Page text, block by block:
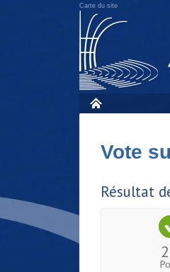
Carte du site
Vote
Résultat